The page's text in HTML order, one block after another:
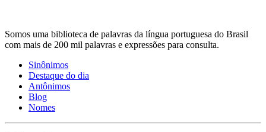
Somos uma biblioteca de palavras da língua portuguesa do Brasil
com mais de 200 mil palavras e expressões para consulta.
Sinônimos
Destaque do dia
Antônimos
Blog
Nomes